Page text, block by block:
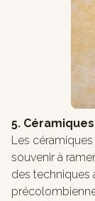
5.
Les
souvenir à
des techniques